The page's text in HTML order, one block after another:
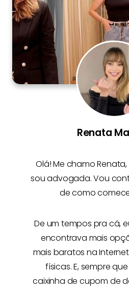
Renata
Olá! Me chamoRenata
sou advogada. Vou
de como
De um tempos pra cá,
encontrava mais
mais baratos na Internet
físicas. E, sempre
caixinha de cupom de